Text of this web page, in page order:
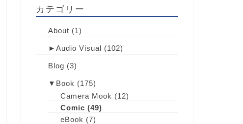
カテゴリー
About (1)
► Audio Visual (102)
Blog (3)
▼ Book (175)
Camera Mook (12)
Comic (49)
eBook (7)